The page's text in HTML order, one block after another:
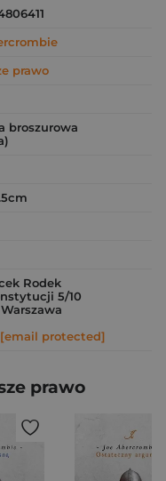
prawo
broszurowa
Rodek
5/10
[email protected]
prawo